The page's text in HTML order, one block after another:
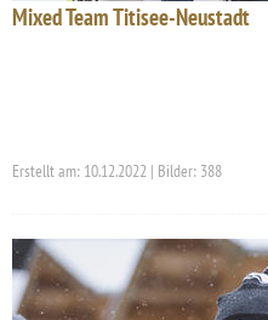
Mixed Team Titisee-Neustadt
Erstellt am: 10.12.2022 | Bilder: 388